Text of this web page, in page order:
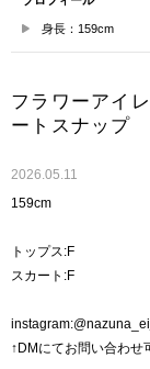
身長：159cm
フラワーアイ
ートスナップ
2026.05.11
159cm
トップス:F
スカート:F
↑DMにてお問い合わ